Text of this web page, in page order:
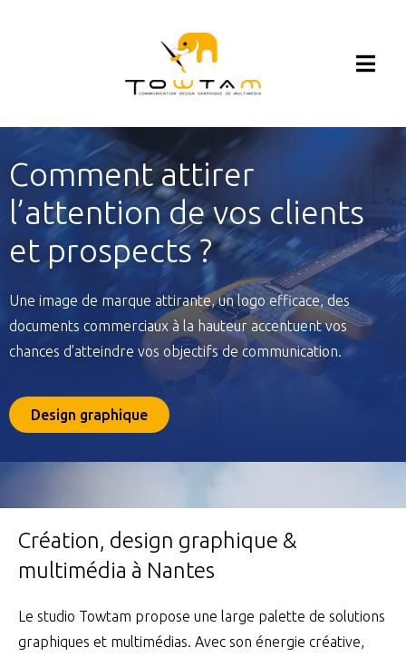
Comment attirer
l’attention de vos clients
et prospects ?
Une image de marque attirante, un logo efficace, des
documents commerciaux à la hauteur accentuent vos
chances d’atteindre vos objectifs de communication.
Design graphique
Création, design graphique &
multimédia à Nantes
Le studio Towtam propose une large palette de solutions
graphiques et multimédias. Avec son énergie créative,